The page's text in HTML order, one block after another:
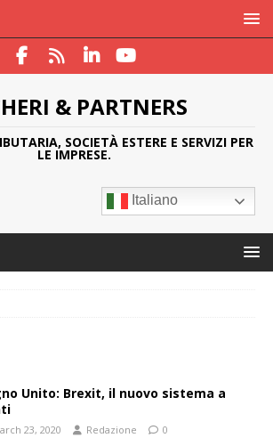
& PARTNERS
SOCIETÀ ESTERE E SERVIZI PER
LE IMPRESE.
Italiano
Unito: Brexit, il nuovo sistema a
23, 2020 Redazione 0